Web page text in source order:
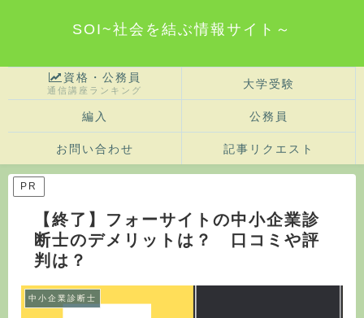
SOI~社会を結ぶ情報サイト～
資格・公務員
通信講座ランキング
大学受験
編入 公務員
お問い合わせ 記事リクエスト
PR
【終了】フォーサイトの中小企業診
断士のデメリットは？ 口コミや評
判は？
中小企業診断士